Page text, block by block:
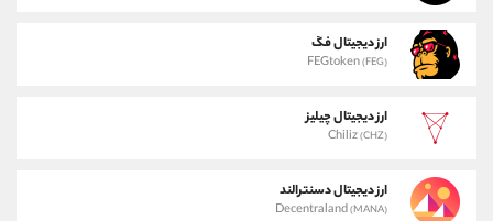
ارز دیجیتال فگ
FEGtoken(FEG)
ارز دیجیتال چیلیز
Chiliz(CHZ)
ارز دیجیتال دسنترالند
Decentraland(MANA)